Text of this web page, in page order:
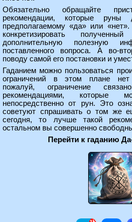
Обязательно обращайте
рекомендации, которые руны
предполагаемому «да» или
конкретизировать
дополнительную полезную
поставленного вопроса. А во-
поводу самой его постановки и
Гаданием можно пользоваться
ограничений в этом плане нет
пожалуй, ограничение
рекомендациями, которые
непосредственно от рун. Это
советуют спрашивать о том же
сегодня, то лучше такой
остальном вы совершенно
Перейти к гаданию